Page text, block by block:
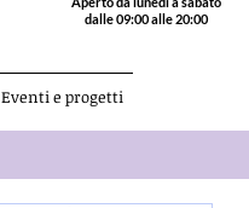
dalle 09:00 alle 20:00
Eventi e progetti